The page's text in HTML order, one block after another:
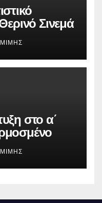
Σινεμά
στο α΄